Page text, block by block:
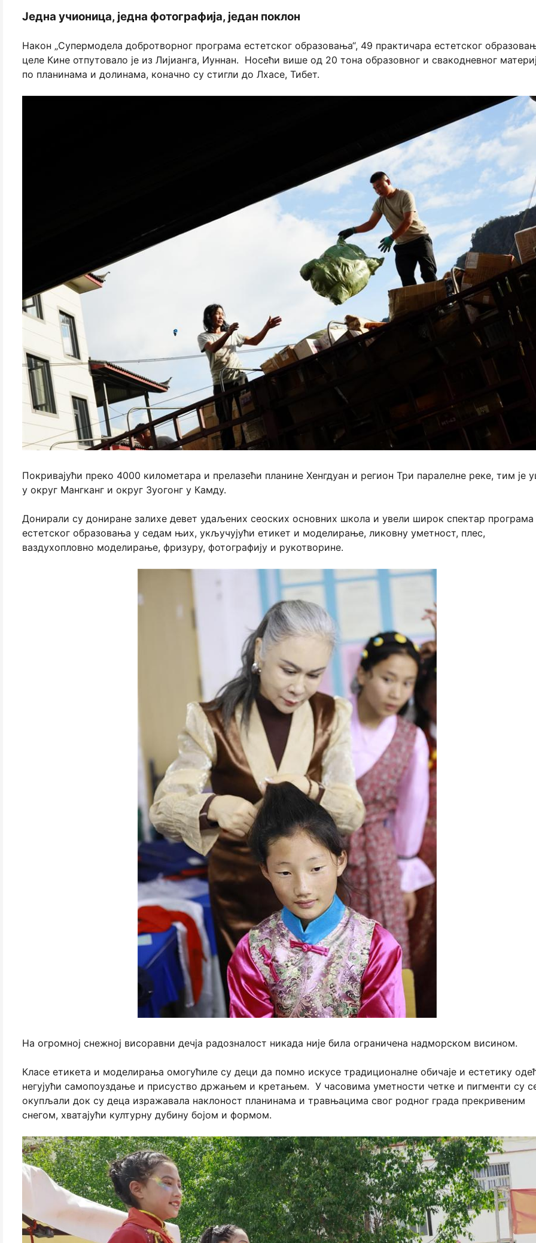
Једна учионица, једна фотографија, један поклон
Након „Супермодела добротворног програма естетског образовања“, 49 практичара естетског
целе Кине отпутовало је из Лијианга, Иуннан. Носећи више од 20 тона образовног и свакодневног
по планинама и долинама, коначно су стигли до Лхасе, Тибет.
Покривајући преко 4000 километара и прелазећи планине Хенгдуан и регион Три паралелне реке, тим је
у округ Мангканг и округ Зуогонг у Камду.
Донирали су дониране залихе девет удаљених сеоских основних школа и увели широк спектар програма
естетског образовања у седам њих, укључујући етикет и моделирање, ликовну уметност, плес,
ваздухопловно моделирање, фризуру, фотографију и рукотворине.
На огромној снежној висоравни дечја радозналост никада није била ограничена надморском висином.
Класе етикета и моделирања омогућиле су деци да помно искусе традиционалне обичаје и естетику
негујући самопоуздање и присуство држањем и кретањем. У часовима уметности четке и пигменти су
окупљали док су деца изражавала наклоност планинама и травњацима свог родног града прекривеним
снегом, хватајући културну дубину бојом и формом.